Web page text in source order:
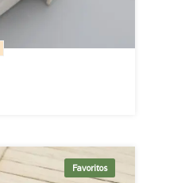
Favoritos